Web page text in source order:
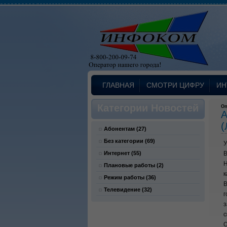
ГЛАВНАЯ СМОТРИ ЦИФРУ
Категории Новостей
Абонентам (27)
Без категории (69)
Интернет (55)
Плановые работы (2)
Режим работы (36)
Телевидение (32)